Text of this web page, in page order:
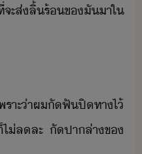
ะ​ส่​ลิ้​ร้​ข​ั​า​ใ​
ราะ่า​ผ​ัฟั​ปิทา​ไ้​
่​ลละ​ ​ั​ปา​ล่า​ข​